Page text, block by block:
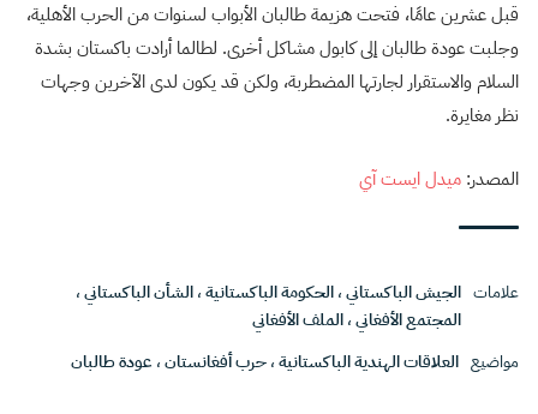
قبل عشرين عامًا، فتحت هزيمة طالبان الأبواب لسنوات من الحرب الأهلية،
وجلبت عودة طالبان إلى كابول مشاكل أخرى. لطالما أرادت باكستان بشدة
السلام والاستقرار لجارتها المضطربة، ولكن قد يكون لدى الآخرين وجهات
نظر مغايرة.
المصدر: ميدل ايست آي
علامات الجيش الباكستاني،الحكومة الباكستانية،الشأن الباكستاني،
المجتمع الأفغاني،الملف الأفغاني
مواضيع العلاقات الهندية الباكستانية،حرب أفغانستان، عودة طالبان